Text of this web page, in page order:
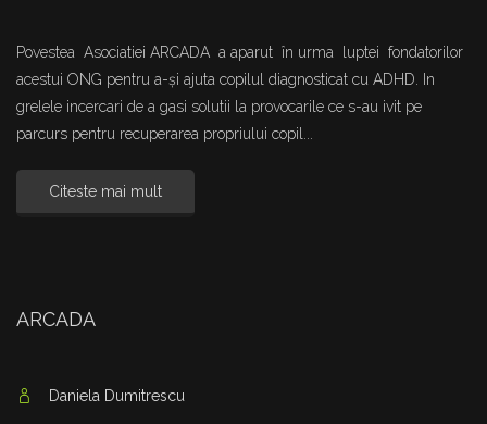
Povestea Asociatiei ARCADA a aparut în urma luptei fondatorilor
acestui ONG pentru a-și ajuta copilul diagnosticat cu ADHD. In
grelele incercari de a gasi solutii la provocarile ce s-au ivit pe
parcurs pentru recuperarea propriului copil...
Citeste mai mult
ARCADA
Daniela Dumitrescu